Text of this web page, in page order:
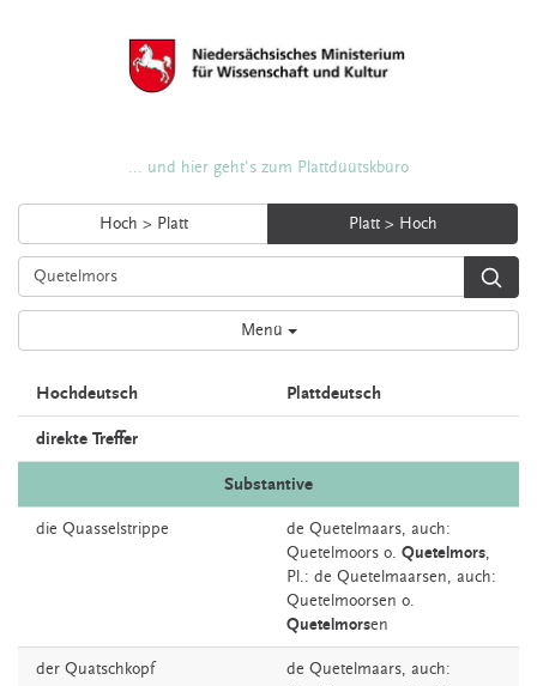
... und hier geht's zum Plattdüütskbüro
Hoch > Platt Platt > Hoch
Menü
Hochdeutsch Plattdeutsch
direkte Treffer
Substantive
die Quasselstrippe de Quetelmaars, auch:
Quetelmoors o. Quetelmors,
Pl.: de Quetelmaarsen, auch:
Quetelmoorsen o.
Quetelmorsen
der Quatschkopf de Quetelmaars, auch: